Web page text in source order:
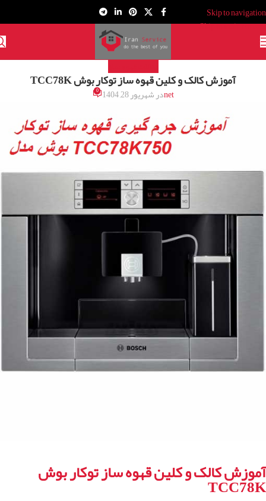
Skip to navigation
Skip to main content
آموزش کالک و کلین قهوه ساز توکار بوش TCC78K
netدر شهریور 28, 1404 0
آموزش کالک و کلین قهوه ساز توکار بوش
TCC78K